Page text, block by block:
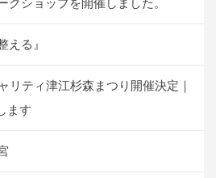
クショップを開催しました。
える』
リティ津江杉森まつり開催決定｜
ます